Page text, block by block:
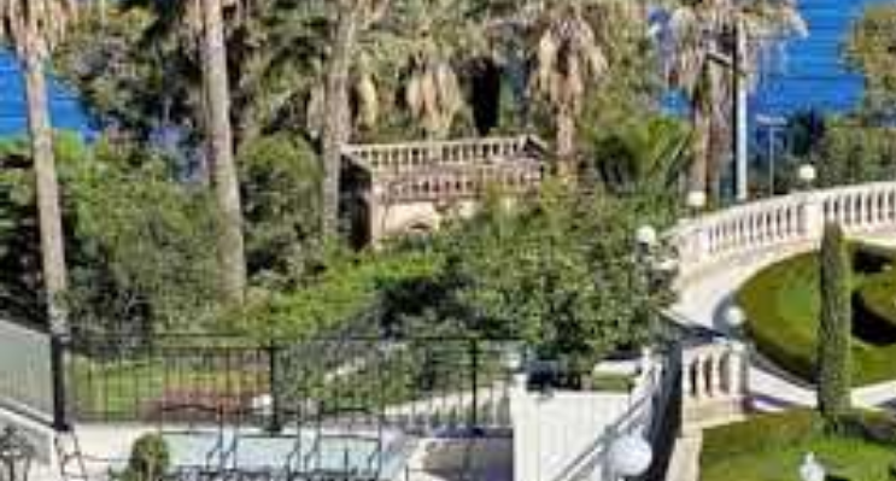
de l’hospitalité haut de gamme à la française. Ces établissements mêlent avec
détente, garantissant à leurs visiteurs un service irréprochable dans un cadre raffiné.
ces lieux, c’est aussi s’immerger dans une atmosphère où chaque détail est pensé pour le
des sens, du mobilier aux cartes culinaires élaborées avec soin.
Que vous veniez pour un déjeuner ensoleillé, un apéritif chic ou un après-midi de farniente
discret des vagues, les plages privées de Cannes incarnent le luxe balnéaire dans toute sa
diversité des lieux permet de choisir selon ses envies : ambiance animée, intimité
culturelles ou soirées festives. Les prix varient en fonction de la renommée, mais aussi des
offrant une vaste gamme d’expériences à la carte.
Nombre de plages privées : 33
Services : restauration, bars, location matériel balnéaire, pontons privés
Leaders : hôtels Carlton, Martinez
Ambiances possibles : intimiste, festive, familiale, romantique